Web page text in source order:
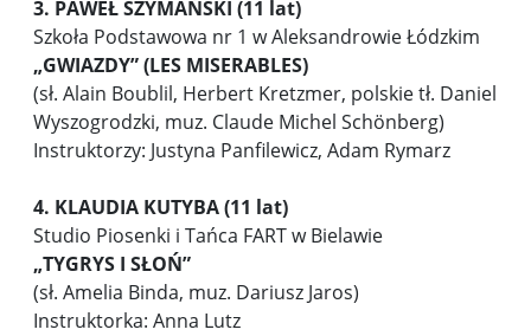
3. PAWEŁ SZYMAŃSKI (11 lat)
Szkoła Podstawowa nr 1 w Aleksandrowie Łódzkim
„GWIAZDY” (LES MISERABLES)
(sł. Alain Boublil, Herbert Kretzmer, polskie tł. Daniel
Wyszogrodzki, muz. Claude Michel Schönberg)
Instruktorzy: Justyna Panfilewicz, Adam Rymarz
4. KLAUDIA KUTYBA (11 lat)
Studio Piosenki i Tańca FART w Bielawie
„TYGRYS I SŁOŃ”
(sł. Amelia Binda, muz. Dariusz Jaros)
Instruktorka: Anna Lutz